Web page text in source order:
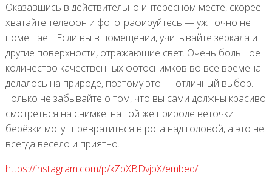
Оказавшись в действительно интересном месте, скорее
хватайте телефон и фотографируйтесь — уж точно не
помешает! Если вы в помещении, учитывайте зеркала и
другие поверхности, отражающие свет. Очень большое
количество качественных фотоснимков во все времена
делалось на природе, поэтому это — отличный выбор.
Только не забывайте о том, что вы сами должны красиво
смотреться на снимке: на той же природе веточки
берёзки могут превратиться в рога над головой, а это не
всегда весело и приятно.
https://instagram.com/p/kZbXBDvjpX/embed/